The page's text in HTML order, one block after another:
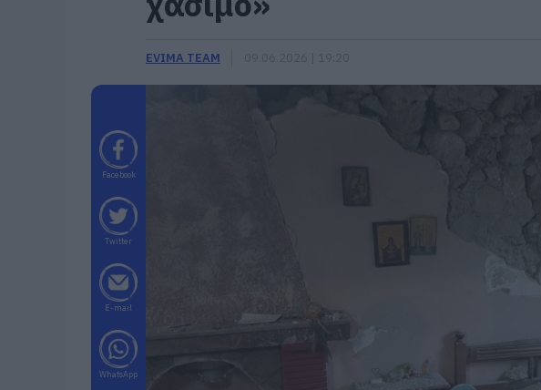
EVIMA TEAM
Facebook
Twitter
E-mail
WhatsApp